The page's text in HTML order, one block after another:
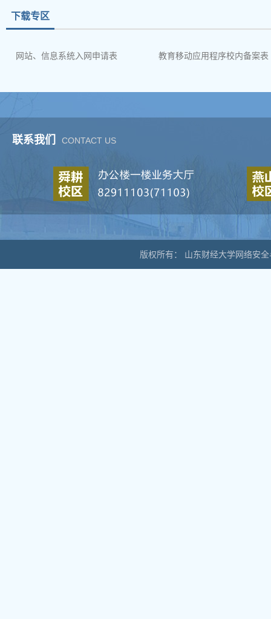
下载专区
网站、信息系统入网申请表 教育移动应用程序校内备案表
联系我们 CONTACT US
版权所有： 山东财经大学网络安